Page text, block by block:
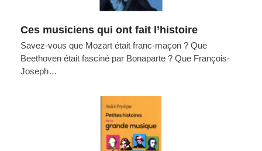
Ces musiciens qui ont fait l’histoire
Savez-vous que Mozart était franc-maçon ? Que
Beethoven était fasciné par Bonaparte ? Que François-
Joseph…